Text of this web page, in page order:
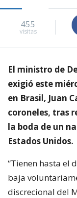
455
visitas
El ministro de
exigió este
en Brasil, Juan
coroneles, tras
la boda de un
Estados Unidos.
“Tienen hasta el
baja
discrecional del